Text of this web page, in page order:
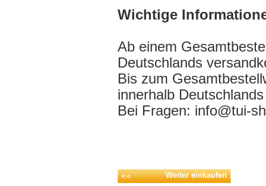
Wichtige
Ab einem
Deutschlands
Bis zum
innerhalb
Bei Fragen: info@tui-
Weiter einkaufen